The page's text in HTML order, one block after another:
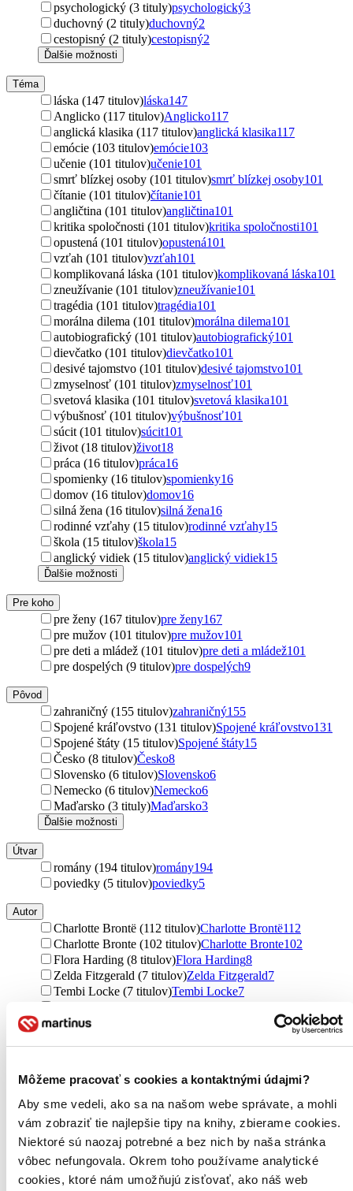
Môžeme pracovať s cookies a kontaktnými údajmi?
Aby sme vedeli, ako sa na našom webe správate, a mohli
vám zobraziť tie najlepšie tipy na knihy, zbierame cookies.
Niektoré sú naozaj potrebné a bez nich by naša stránka
vôbec nefungovala. Okrem toho používame analytické
cookies, ktoré nám umožňujú zisťovať, ako náš web
psychologický (3 tituly)psychologický3
duchovný (2 tituly)duchovný2
cestopisný (2 tituly)cestopisný2
Ďalšie možnosti
Téma
láska (147 titulov)láska147
Anglicko (117 titulov)Anglicko117
anglická klasika (117 titulov)anglická klasika117
emócie (103 titulov)emócie103
učenie (101 titulov)učenie101
smrť blízkej osoby (101 titulov)smrť blízkej osoby101
čítanie (101 titulov)čítanie101
angličtina (101 titulov)angličtina101
kritika spoločnosti (101 titulov)kritika spoločnosti101
opustená (101 titulov)opustená101
vzťah (101 titulov)vzťah101
komplikovaná láska (101 titulov)komplikovaná láska101
zneužívanie (101 titulov)zneužívanie101
tragédia (101 titulov)tragédia101
morálna dilema (101 titulov)morálna dilema101
autobiografický (101 titulov)autobiografický101
dievčatko (101 titulov)dievčatko101
desivé tajomstvo (101 titulov)desivé tajomstvo101
zmyselnosť (101 titulov)zmyselnosť101
svetová klasika (101 titulov)svetová klasika101
výbušnosť (101 titulov)výbušnosť101
súcit (101 titulov)súcit101
život (18 titulov)život18
práca (16 titulov)práca16
spomienky (16 titulov)spomienky16
domov (16 titulov)domov16
silná žena (16 titulov)silná žena16
rodinné vzťahy (15 titulov)rodinné vzťahy15
škola (15 titulov)škola15
anglický vidiek (15 titulov)anglický vidiek15
Ďalšie možnosti
Pre koho
pre ženy (167 titulov)pre ženy167
pre mužov (101 titulov)pre mužov101
pre deti a mládež (101 titulov)pre deti a mládež101
pre dospelých (9 titulov)pre dospelých9
Pôvod
zahraničný (155 titulov)zahraničný155
Spojené kráľovstvo (131 titulov)Spojené kráľovstvo131
Spojené štáty (15 titulov)Spojené štáty15
Česko (8 titulov)Česko8
Slovensko (6 titulov)Slovensko6
Nemecko (6 titulov)Nemecko6
Maďarsko (3 tituly)Maďarsko3
Ďalšie možnosti
Útvar
romány (194 titulov)romány194
poviedky (5 titulov)poviedky5
Autor
Charlotte Brontë (112 titulov)Charlotte Brontë112
Charlotte Bronte (102 titulov)Charlotte Bronte102
Flora Harding (8 titulov)Flora Harding8
Zelda Fitzgerald (7 titulov)Zelda Fitzgerald7
Tembi Locke (7 titulov)Tembi Locke7
Michelle Marly (6 titulov)
Mariana Čengel Solčanská (4 tituly)Mariana Čengel
Solčanská4
István Kovács (3 tituly) István Kovács
Dilly Court (3 tituly)Dilly Court3
Charlotte Brontëová (3 tituly)Charlotte Brontëová3
Danielle Medená (3 tituly)Danielle Medená3
R. R. (3 tituly) R. R.3